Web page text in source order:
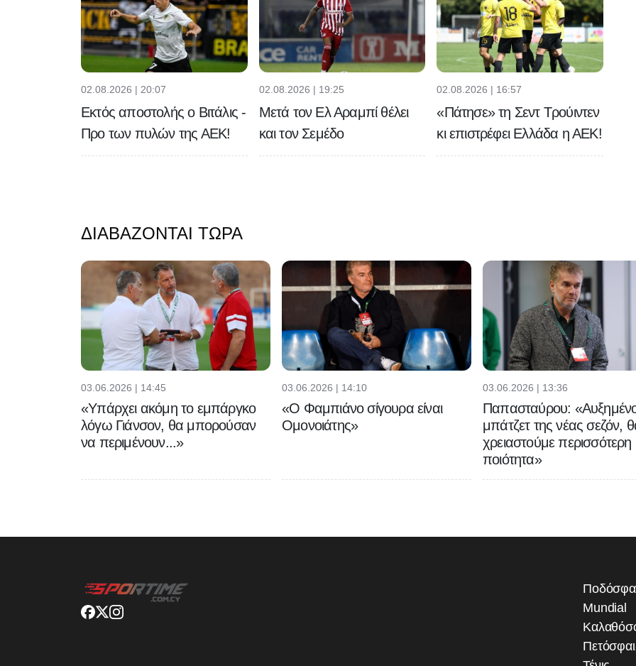
02.08.2026 | 20:07
Εκτός αποστολής ο Βιτάλις -
Προ των πυλών της ΑΕΚ!
02.08.2026 | 19:25
Μετά τον Ελ Αραμπί θέλει
και τον Σεμέδο
02.08.2026 | 16:57
«Πάτησε» τη Σεντ Τρούιντεν
κι επιστρέφει Ελλάδα η ΑΕΚ!
ΔΙΑΒΆΖΟΝΤΑΙ ΤΏΡΑ
03.06.2026 | 14:45
«Υπάρχει ακόμη το εμπάργκο
λόγω Γιάνσον, θα μπορούσαν
να περιμένουν...»
03.06.2026 | 14:10
«Ο Φαμπιάνο σίγουρα είναι
Ομονοιάτης»
03.06.2026 | 13:36
Παπασταύρου:
μπάτζετ της νέας σεζόν,
χρειαστούμε περισσότερη
ποιότητα»
Mundial